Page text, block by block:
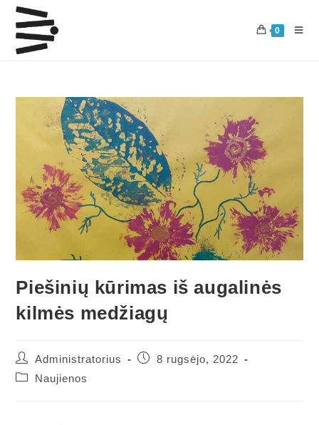
0
Piešinių kūrimas iš augalinės
kilmės medžiagų
Administratorius
8 rugsėjo, 2022
Naujienos